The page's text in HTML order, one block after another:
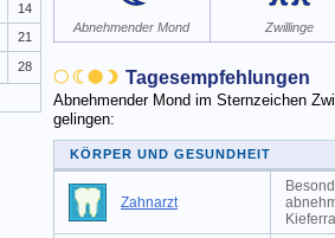
Abnehmender Mond Zwillinge
Tagesempfehlungen
Abnehmender Mond im Sternzeichen
gelingen:
KÖRPER UND GESUNDHEIT
Zahnarzt
14
21
28